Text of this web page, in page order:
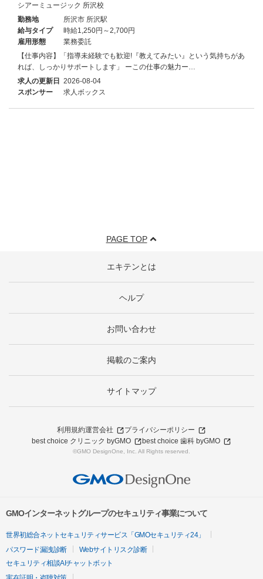
シアーミュージック 所沢校
勤務地
所沢市 所沢駅
給与タイプ
時給1,250円～2,700円
雇用形態
業務委託
【仕事内容】「指導未経験でも歓迎!『教えてみたい』という気持ちがあ
れば、しっかりサポートします」 ーこの仕事の魅力ー…
求人の更新日 2026-08-04
スポンサー
求人ボックス
PAGE TOP
エキテンとは
ヘルプ
お問い合わせ
掲載のご案内
サイトマップ
利用規約運営会社
プライバシーポリシー
best choice クリニック byGMO
best choice 歯科 byGMO
©GMO DesignOne, Inc. All Rights reserved.
GMOインターネットグループのセキュリティ事業について
世界初総合ネットセキュリティサービス「GMOセキュリティ24」
パスワード漏洩診断
Webサイトリスク診断
セキュリティ相談AIチャットボット